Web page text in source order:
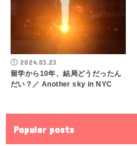
2024.03.23
留学から10年、結局どうだったん
だい？／ Another sky in NYC
Popular posts